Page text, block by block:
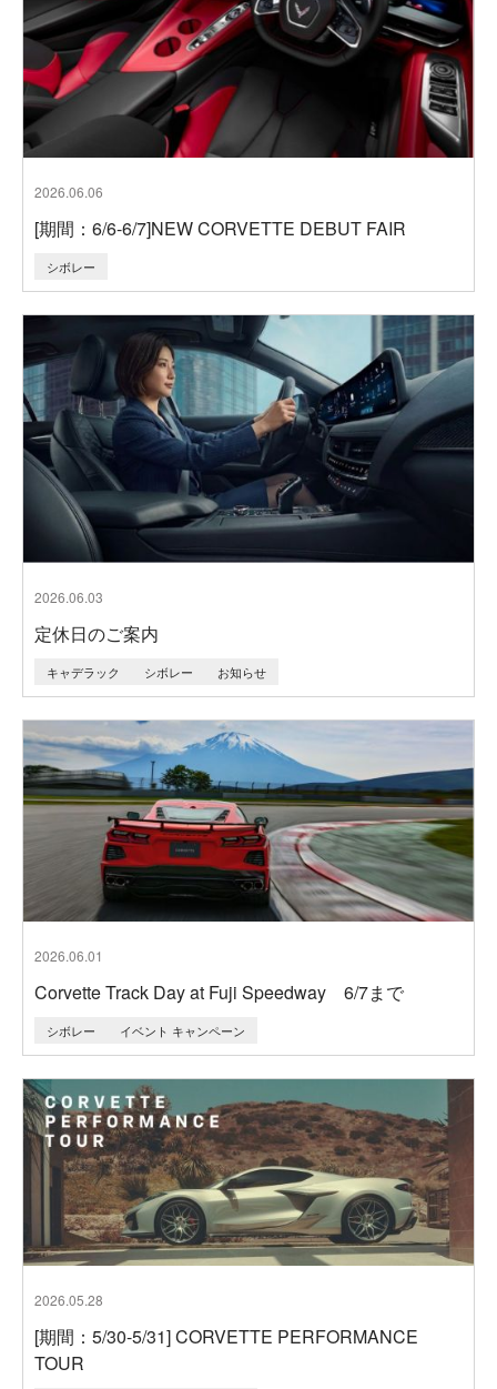
2026.06.06
[期間：6/6-6/7]NEW CORVETTE DEBUT FAIR
シボレー
2026.06.03
定休日のご案内
キャデラック シボレー お知らせ
2026.06.01
Corvette Track Day at Fuji Speedway​ 6/7まで
シボレー イベント キャンペーン
2026.05.28
[期間：5/30-5/31] CORVETTE PERFORMANCE
TOUR